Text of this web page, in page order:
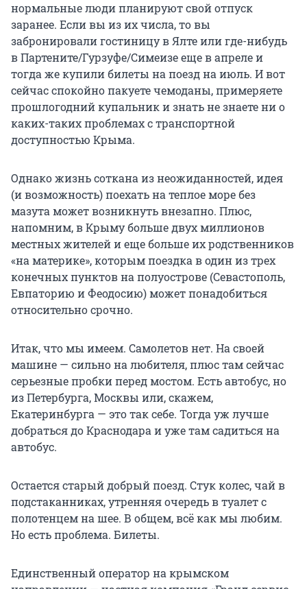
нормальные люди планируют свой отпуск
заранее. Если вы из их числа, то вы
забронировали гостиницу в Ялте или где-нибудь
в Партените/Гурзуфе/Симеизе еще в апреле и
тогда же купили билеты на поезд на июль. И вот
сейчас спокойно пакуете чемоданы, примеряете
прошлогодний купальник и знать не знаете ни о
каких-таких проблемах с транспортной
доступностью Крыма.
Однако жизнь соткана из неожиданностей, идея
(и возможность) поехать на теплое море без
мазута может возникнуть внезапно. Плюс,
напомним, в Крыму больше двух миллионов
местных жителей и еще больше их родственников
«на материке», которым поездка в один из трех
конечных пунктов на полуострове (Севастополь,
Евпаторию и Феодосию) может понадобиться
относительно срочно.
Итак, что мы имеем. Самолетов нет. На своей
машине — сильно на любителя, плюс там сейчас
серьезные пробки перед мостом. Есть автобус, но
из Петербурга, Москвы или, скажем,
Екатеринбурга — это так себе. Тогда уж лучше
добраться до Краснодара и уже там садиться на
автобус.
Остается старый добрый поезд. Стук колес, чай в
подстаканниках, утренняя очередь в туалет с
полотенцем на шее. В общем, всё как мы любим.
Но есть проблема. Билеты.
Единственный оператор на крымском